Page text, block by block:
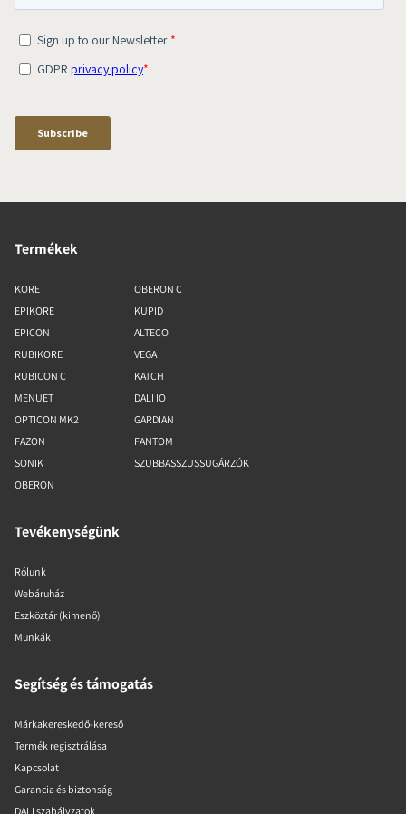
Termékek
KORE
EPIKORE
EPICON
RUBIKORE
RUBICON C
MENUET
OPTICON MK2
FAZON
SONIK
OBERON
OBERON C
KUPID
ALTECO
VEGA
KATCH
DALI IO
GARDIAN
FANTOM
SZUBBASSZUSSUGÁRZÓK
Tevékenységünk
Rólunk
Webáruház
Eszköztár (kimenő)
Munkák
Segítség és támogatás
Márkakereskedő-kereső
Termék regisztrálása
Kapcsolat
Garancia és biztonság
DALI szabályzatok